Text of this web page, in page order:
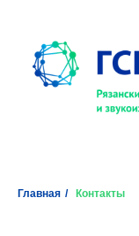
Главная / Контакты